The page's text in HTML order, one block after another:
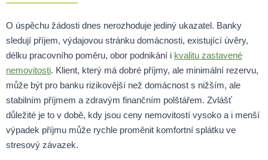
O úspěchu žádosti dnes nerozhoduje jediný ukazatel. Banky
sledují příjem, výdajovou stránku domácnosti, existující úvěry,
délku pracovního poměru, obor podnikání i kvalitu zastavené
nemovitosti. Klient, který má dobré příjmy, ale minimální rezervu,
může být pro banku rizikovější než domácnost s nižším, ale
stabilním příjmem a zdravým finančním polštářem. Zvlášť
důležité je to v době, kdy jsou ceny nemovitostí vysoko a i menší
výpadek příjmu může rychle proměnit komfortní splátku ve
stresový závazek.